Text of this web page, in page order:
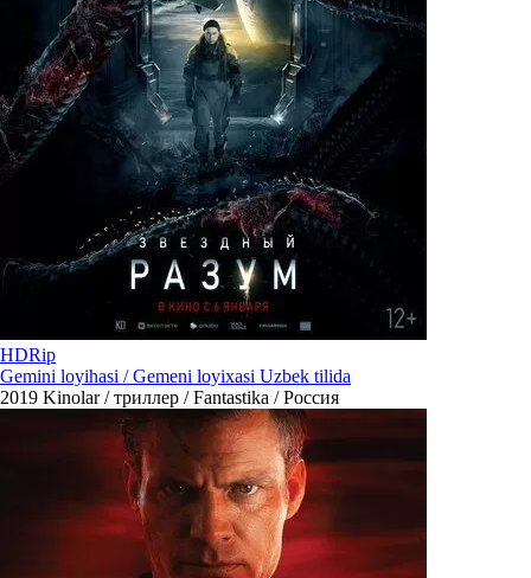
HDRip
Gemini loyihasi / Gemeni loyixasi Uzbek tilida
2019 Kinolar / триллер / Fantastika / Россия